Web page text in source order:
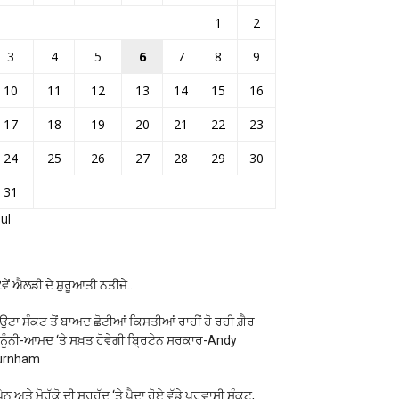
1
2
3
4 5 6 7 8
9
10
11 12 13 14 15
16
17
18 19 20 21 22
23
24
25 26 27 28 29
30
31
ਐਲਡੀ ਦੇ ਸ਼ੁਰੂਆਤੀ ਨਤੀਜੇ…
ਸੰਕਟ ਤੋਂ ਬਾਅਦ ਛੋਟੀਆਂ ਕਿਸਤੀਆਂ ਰਾਹੀਂ ਹੋ ਰਹੀ ਗ਼ੈਰ
ਆਮਦ ‘ਤੇ ਸਖ਼ਤ ਹੋਵੇਗੀ ਬ੍ਰਿਟੇਨ ਸਰਕਾਰ-Andy
ਅਤੇ ਮੋਰੱਕੋ ਦੀ ਸਰਹੱਦ ‘ਤੇ ਪੈਦਾ ਹੋਏ ਵੱਡੇ ਪ੍ਰਵਾਸੀ ਸੰਕਟ,